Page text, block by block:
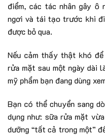
điểm, các tác nhân gây ô
ngơi và tái tạo trước khi
được bỏ qua.
Nếu cảm thấy thật khó
rửa mặt sau một ngày dài
mỹ phẩm bạn đang dùng
Bạn có thể chuyển sang
dụng như: sữa rửa mặt
dưỡng “tất cả trong một”